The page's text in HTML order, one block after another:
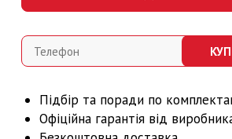
Підбір та поради по
Офіційна гарантія від